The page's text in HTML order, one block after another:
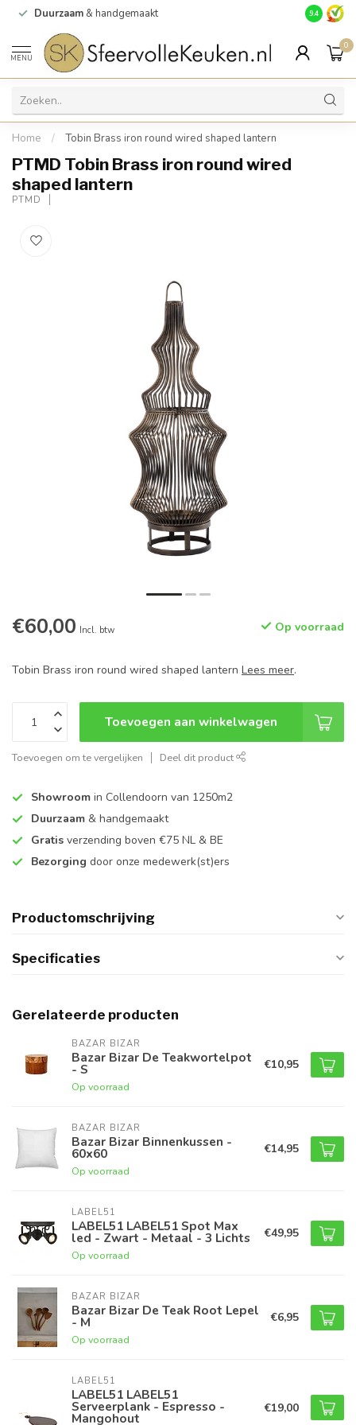
Duurzaam & handgemaakt Gratis
9.4
MENU
0
Home / Tobin Brass iron round wired shaped lantern
PTMD Tobin Brass iron round wired
shaped lantern
PTMD
€60,00 Incl. btw Op voorraad
Tobin Brass iron round wired shaped lantern Lees meer.
Toevoegen aan winkelwagen
Toevoegen om te vergelijken Deel dit product
Showroom in Collendoorn van 1250m2
Duurzaam & handgemaakt
Gratis verzending boven €75 NL & BE
Bezorging door onze medewerk(st)ers
Productomschrijving
Specificaties
Gerelateerde producten
BAZAR BIZAR
Bazar Bizar De Teakwortelpot
- S
Op voorraad
€10,95
BAZAR BIZAR
Bazar Bizar Binnenkussen -
60x60
Op voorraad
€14,95
LABEL51
LABEL51 LABEL51 Spot Max
led - Zwart - Metaal - 3 Lichts
Op voorraad
€49,95
BAZAR BIZAR
Bazar Bizar De Teak Root Lepel
- M
Op voorraad
€6,95
LABEL51
LABEL51 LABEL51
Serveerplank - Espresso -
Mangohout
€19,00